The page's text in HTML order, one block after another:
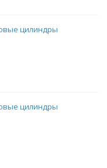
цилиндры
цилиндры